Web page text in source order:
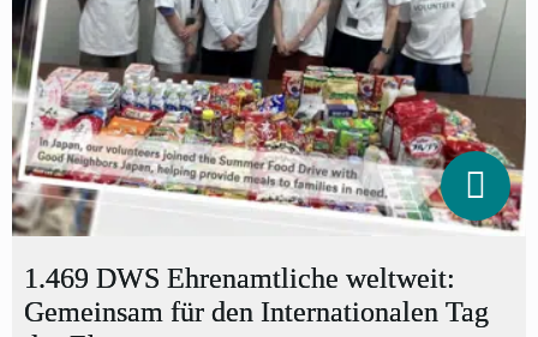
1.469 DWS Ehrenamtliche weltweit:
Gemeinsam für den Internationalen Tag